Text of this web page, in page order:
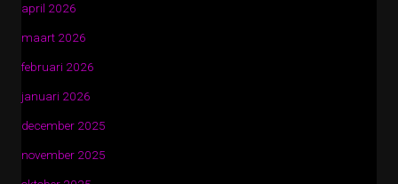
april 2026
maart 2026
februari 2026
januari 2026
december 2025
november 2025